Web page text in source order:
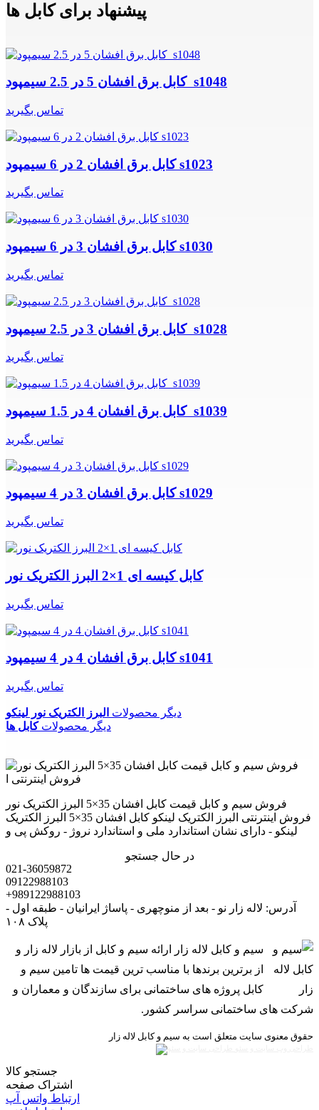
پیشنهاد برای کابل ها
کابل برق افشان 5 در 2.5 سیمپود s1048
تماس بگیرید
کابل برق افشان 2 در 6 سیمپود s1023
تماس بگیرید
کابل برق افشان 3 در 6 سیمپود s1030
تماس بگیرید
کابل برق افشان 3 در 2.5 سیمپود s1028
تماس بگیرید
کابل برق افشان 4 در 1.5 سیمپود s1039
تماس بگیرید
کابل برق افشان 3 در 4 سیمپود s1029
تماس بگیرید
کابل کیسه ای 1×2 البرز الکتریک نور
تماس بگیرید
کابل برق افشان 4 در 4 سیمپود s1041
تماس بگیرید
دیگر محصولات البرز الکتریک نور لینکو
دیگر محصولاتکابل ها
فروش سیم و کابل قیمت کابل افشان 35×5 البرز الکتریک نور
فروش اینترنتی البرز الکتریک لینکو کابل افشان 35×5 البرز الکتریک
لینکو - دارای نشان استاندارد ملی و استاندارد نروژ - روکش پی و
در حال جستجو
021-36059872
09122988103
+989122988103
آدرس: لاله زار نو - بعد از منوچهری - پاساژ ایرانیان - طبقه اول -
پلاک ۱۰۸
سیم و کابل لاله زار ارائه سیم و کابل از بازار لاله زار و
از برترین برندها با مناسب ترین قیمت ها تامین سیم و
کابل پروژه های ساختمانی برای سازندگان و معماران و
شرکت های ساختمانی سراسر کشور.
حقوق معنوی سایت متعلق است به سیم و کابل لاله زار
جستجو کالا
اشتراک صفحه
ارتباط واتس آپ